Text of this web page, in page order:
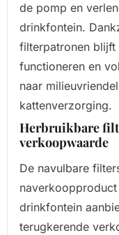
de pomp en
drinkfontein.
filterpatronen
functioneren en
naar
kattenverzorging.
Herbruikbare
verkoopwaarde
De navulbare
drinkfontein
terugkerende